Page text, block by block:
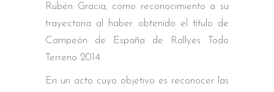
Rubén Gracia, como reconocimiento a su
trayectoria al haber obtenido el título de
Campeón de España de Rallyes Todo
Terreno 2014.
En un acto cuyo objetivo es reconocer las